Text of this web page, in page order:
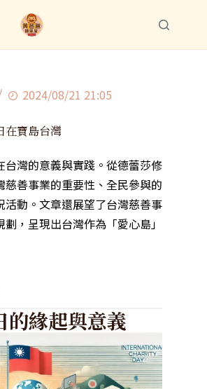
2024/08/21 21:05
在寶島台灣
台灣的意義與實踐。從德蕾莎修
慈善事業的重要性、全民參與的
活動。文章還展望了台灣慈善事
，呈現出台灣作為「愛心島」
的緣起與意義